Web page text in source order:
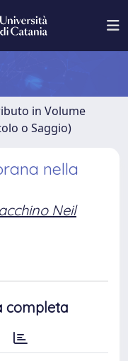
in Volume
o Saggio)
nella
Neil
completa